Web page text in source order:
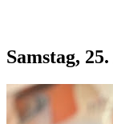
Samstag,